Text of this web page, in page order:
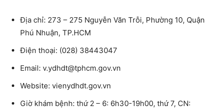
Địa chỉ: 273 – 275 Nguyễn Văn Trỗi, Phường 10, Quận
Phú Nhuận, TP.HCM
Điện thoại: (028) 38443047
Email: v.ydhdt@tphcm.gov.vn
Website: vienydhdt.gov.vn
Giờ khám bệnh: thứ 2 – 6: 6h30-19h00, thứ 7, CN: